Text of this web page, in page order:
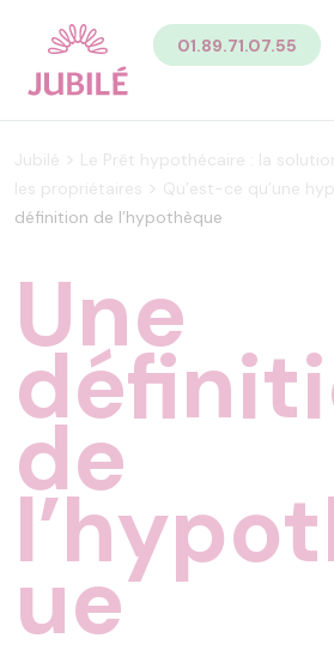
Contenu
Sommaire du contenu de la
Menu
Pied de page
Menu principal Pied de page
Menu secondaire Pied de page
01.89.71.07.55
Jubilé
Le Prêt hypothécaire : la
les propriétaires
Qu’est-ce qu’une
définition de l’hypothèque
Une
de
ue